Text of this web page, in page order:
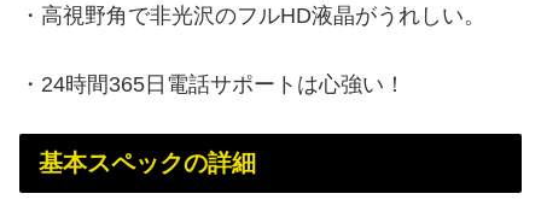
・高視野角で非光沢のフルHD液晶がうれしい。
・24時間365日電話サポートは心強い！
基本スペックの詳細